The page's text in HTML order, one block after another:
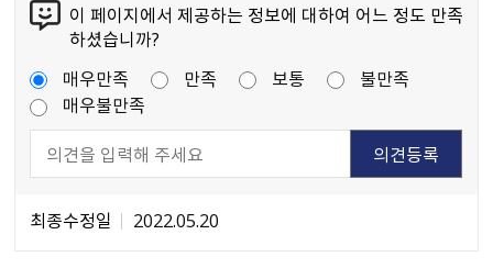
이 페이지에서 제공하는 정보에 대하여 어느 정도 만족
하셨습니까?
매우만족
만족 보통
불만족
매우불만족
최종수정일 2022.05.20